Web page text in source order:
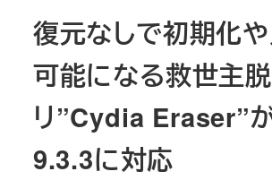
復元なしで初期化
可能になる救世主
リ”Cydia Eraser”
9.3.3に対応